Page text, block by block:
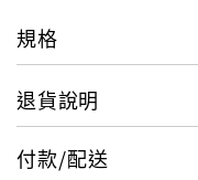
規格
退貨說明
付款/配送